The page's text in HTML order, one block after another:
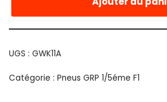
UGS : GWK11A
Catégorie : Pneus GRP 1/5éme F1